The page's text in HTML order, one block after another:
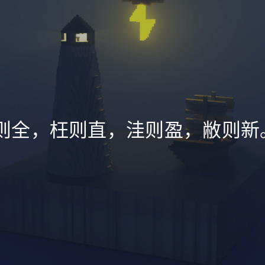
全，枉则直，洼则盈，敝则新